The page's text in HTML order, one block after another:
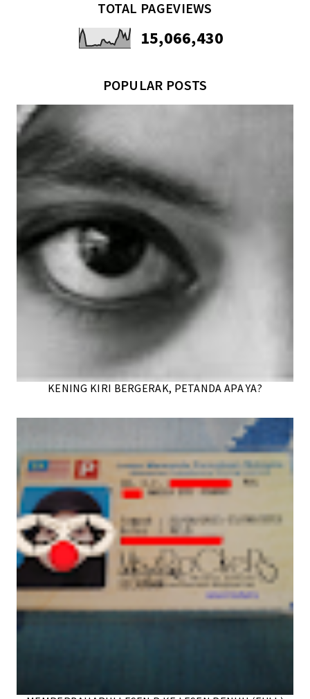
TOTAL PAGEVIEWS
15,066,430
POPULAR POSTS
KENING KIRI BERGERAK, PETANDA APA YA?